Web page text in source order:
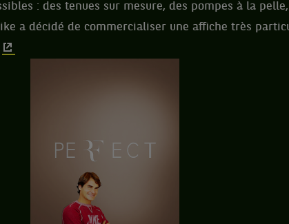
: des tenues sur mesure, des pompes à la
a décidé de commercialiser une affiche très